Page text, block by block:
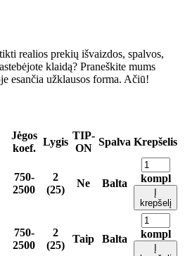
realios prekių išvaizdos, spalvos,
klaidą? Praneškite mums
esančia užklausos forma. Ačiū!
Jėgos
koef.
Lygis
TIP-
ON
Spalva Krepšelis
750-
2500
2
(25)
Ne Balta kompl
krepšelį
750-
2500
2
(25)
Taip Balta kompl